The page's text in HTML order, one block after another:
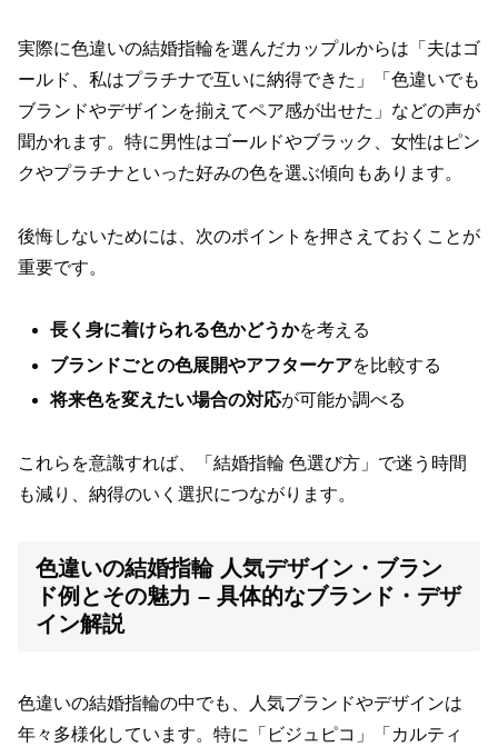
実際に色違いの結婚指輪を選んだカップルからは「夫はゴ
ールド、私はプラチナで互いに納得できた」「色違いでも
ブランドやデザインを揃えてペア感が出せた」などの声が
聞かれます。特に男性はゴールドやブラック、女性はピン
クやプラチナといった好みの色を選ぶ傾向もあります。
後悔しないためには、次のポイントを押さえておくことが
重要です。
長く身に着けられる色かどうかを考える
ブランドごとの色展開やアフターケアを比較する
将来色を変えたい場合の対応が可能か調べる
これらを意識すれば、「結婚指輪 色選び方」で迷う時間
も減り、納得のいく選択につながります。
色違いの結婚指輪 人気デザイン・ブラン
ド例とその魅力 – 具体的なブランド・デザ
イン解説
色違いの結婚指輪の中でも、人気ブランドやデザインは
年々多様化しています。特に「ビジュピコ」「カルティ